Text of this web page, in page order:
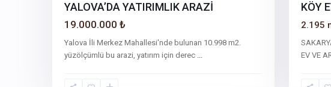
YALOVA’DA YATIRIMLIK ARAZİ
19.000.000 ₺
Yalova İli Merkez Mahallesi'nde bulunan 10.998 m2.
yüzölçümlü bu arazi, yatırım için derec ...
KÖY
2.195
EV VE